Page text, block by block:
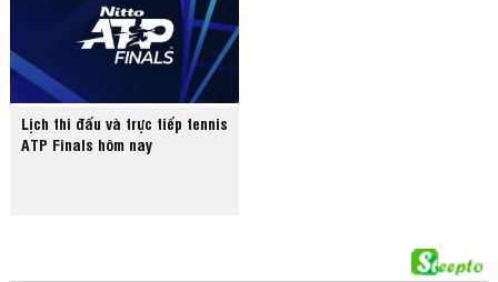
Lịch thi đấu và trực tiếp tennis
ATP Finals hôm nay